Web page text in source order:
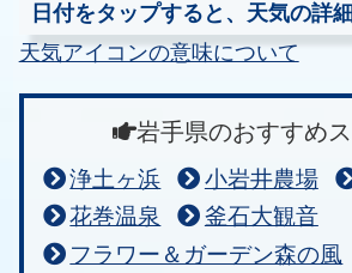
日付をタップすると、天気の詳
天気アイコンの意味について
岩手県のおすすめ
浄土ヶ浜 小岩井農場
花巻温泉
釜石大観音
フラワー＆ガーデン森の風